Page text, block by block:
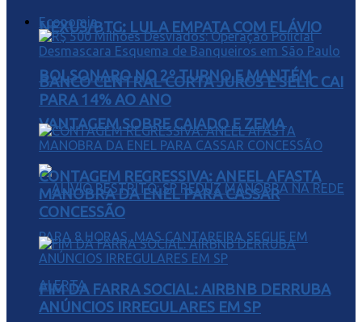
NEXUS/BTG: LULA EMPATA COM FLÁVIO
BOLSONARO NO 2º TURNO E MANTÉM
VANTAGEM SOBRE CAIADO E ZEMA
Economia
BANCO CENTRAL CORTA JUROS E SELIC CAI
PARA 14% AO ANO
CONTAGEM REGRESSIVA: ANEEL AFASTA
MANOBRA DA ENEL PARA CASSAR
CONCESSÃO
FIM DA FARRA SOCIAL: AIRBNB DERRUBA
ANÚNCIOS IRREGULARES EM SP